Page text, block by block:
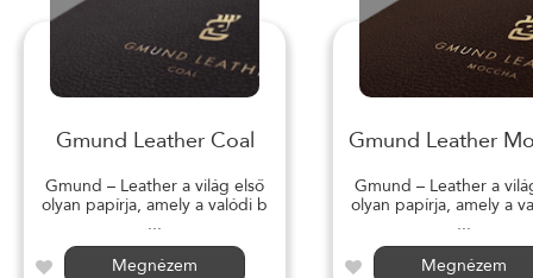
Gmund Leather Coal
Gmund – Leather a világ első
olyan papírja, amely a valódi b
...
Megnézem
Gmund Leather
Gmund – Leather a
olyan papírja, amely a
...
Megnézem